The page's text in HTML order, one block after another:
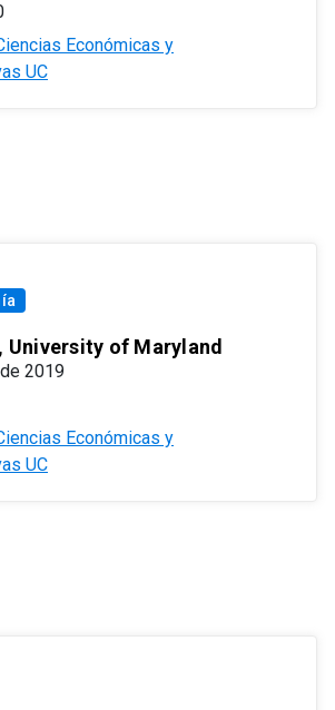
Económicas y
UC
University of Maryland
2019
Económicas y
UC